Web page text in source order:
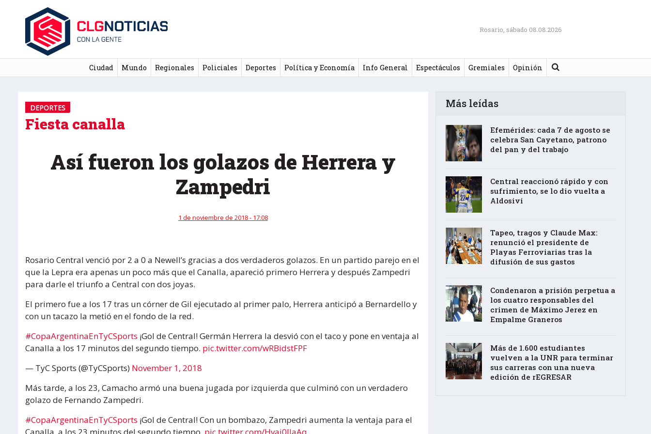
Rosario, sábado 08.08.2026
Ciudad Mundo Regionales Policiales Deportes Política y Economía Info General Espectáculos Gremiales Opinión Buscar
DEPORTES
Fiesta canalla
Así fueron los golazos de Herrera y
Zampedri
1 de noviembre de 2018 - 17:08
Rosario Central venció por 2 a 0 a Newell’s gracias a dos verdaderos golazos. En un partido parejo en el
que la Lepra era apenas un poco más que el Canalla, apareció primero Herrera y después Zampedri
para darle el triunfo a Central con dos joyas.
El primero fue a los 17 tras un córner de Gil ejecutado al primer palo, Herrera anticipó a Bernardello y
con un tacazo la metió en el fondo de la red.
#CopaArgentinaEnTyCSports ¡Gol de Central! Germán Herrera la desvió con el taco y pone en ventaja al
Canalla a los 17 minutos del segundo tiempo. pic.twitter.com/wRBidstFPF
— TyC Sports (@TyCSports) November 1, 2018
Más tarde, a los 23, Camacho armó una buena jugada por izquierda que culminó con un verdadero
golazo de Fernando Zampedri.
#CopaArgentinaEnTyCSports ¡Gol de Central! Con un bombazo, Zampedri aumenta la ventaja para el
Canalla, a los 23 minutos del segundo tiempo. pic.twitter.com/Hvaj0IJaAq
Más leídas
Efemérides: cada 7 de agosto se
celebra San Cayetano, patrono
del pan y del trabajo
Central reaccionó rápido y con
sufrimiento, se lo dio vuelta a
Aldosivi
Tapeo, tragos y Claude Max:
renunció el presidente de
Playas Ferroviarias tras la
difusión de sus gastos
Condenaron a prisión perpetua a
los cuatro responsables del
crimen de Máximo Jerez en
Empalme Graneros
Más de 1.600 estudiantes
vuelven a la UNR para terminar
sus carreras con una nueva
edición de rEGRESAR